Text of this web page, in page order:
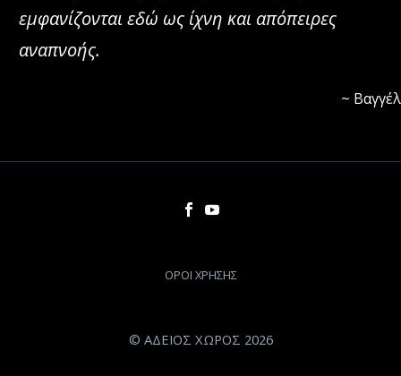
εμφανίζονται εδώ ως ίχνη και απόπειρες
αναπνοής.
~
ΟΡΟΙ ΧΡΗΣΗΣ
© ΑΔΕΙΟΣ ΧΩΡΟΣ 2026